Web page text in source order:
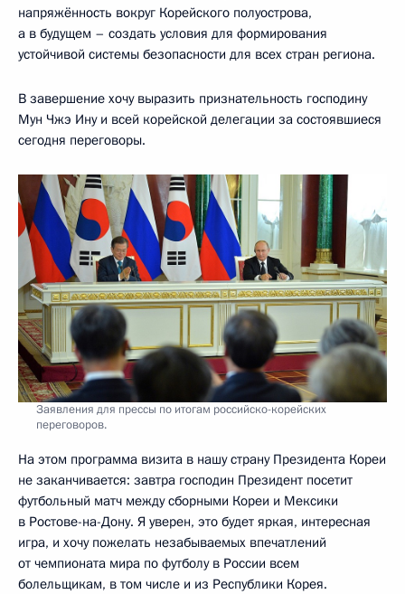
напряжённость вокруг Корейского полуострова,
а в будущем – создать условия для формирования
устойчивой системы безопасности для всех стран региона.
В завершение хочу выразить признательность господину
Мун Чжэ Ину и всей корейской делегации за состоявшиеся
сегодня переговоры.
Заявления для прессы по итогам российско-корейских
переговоров.
На этом программа визита в нашу страну Президента Кореи
не заканчивается: завтра господин Президент посетит
футбольный матч между сборными Кореи и Мексики
в Ростове-на-Дону. Я уверен, это будет яркая, интересная
игра, и хочу пожелать незабываемых впечатлений
от чемпионата мира по футболу в России всем
болельщикам, в том числе и из Республики Корея.